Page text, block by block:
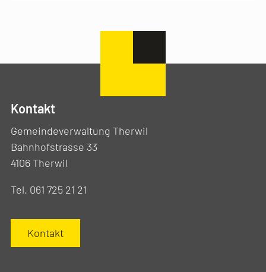
Kontakt
Gemeindeverwaltung Therwil
Bahnhofstrasse 33
4106 Therwil
Tel. 061 725 21 21
Kontakt